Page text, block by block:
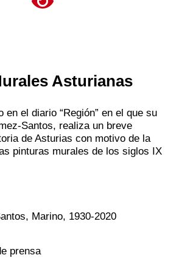
Asturianas
en el diario “Región” en el que su
Santos, realiza un breve
de Asturias con motivo de la
pinturas murales de los siglos IX
Marino, 1930-2020
prensa